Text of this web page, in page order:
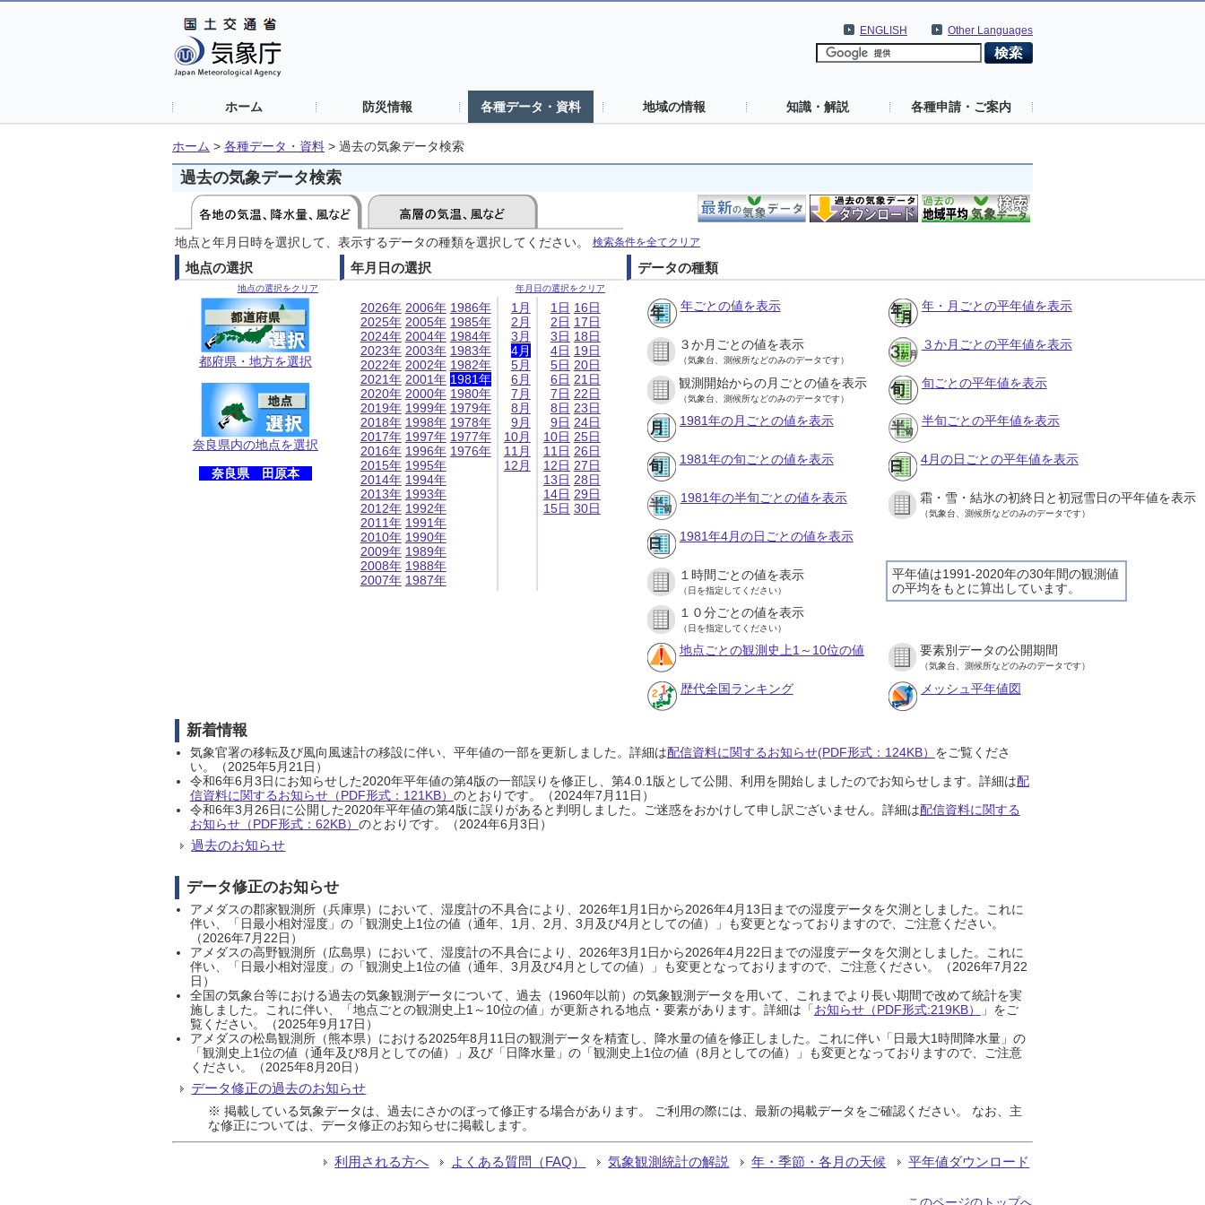
Other Languages
ENGLISH
ホーム 防災情報 各種データ・資料 地域の情報 知識・解説 各種申請・ご案内
ホーム > 各種データ・資料 > 過去の気象データ検索
過去の気象データ検索
地点と年月日時を選択して、表示するデータの種類を選択してください。 検索条件を全てクリア
地点の選択
地点の選択をクリア
都府県・地方を選択
奈良県内の地点を選択
奈良県 田原本
年月日の選択
年月日の選択をクリア
2026年
2025年
2024年
2023年
2022年
2021年
2020年
2019年
2018年
2017年
2016年
2015年
2014年
2013年
2012年
2011年
2010年
2009年
2008年
2007年
2006年
2005年
2004年
2003年
2002年
2001年
2000年
1999年
1998年
1997年
1996年
1995年
1994年
1993年
1992年
1991年
1990年
1989年
1988年
1987年
1986年
1985年
1984年
1983年
1982年
1981年
1980年
1979年
1978年
1977年
1976年
1月
2月
3月
4月
5月
6月
7月
8月
9月
10月
11月
12月
1日
2日
3日
4日
5日
6日
7日
8日
9日
10日
11日
12日
13日
14日
15日
16日
17日
18日
19日
20日
21日
22日
23日
24日
25日
26日
27日
28日
29日
30日
データの種類
年ごとの値を表示 年・月ごとの平年値を表示
３か月ごとの値を表示
（気象台、測候所などのみのデータです）
３か月ごとの平年値を表示
観測開始からの月ごとの値を表示
（気象台、測候所などのみのデータです）
旬ごとの平年値を表示
1981年の月ごとの値を表示 半旬ごとの平年値を表示
1981年の旬ごとの値を表示 4月の日ごとの平年値を表示
1981年の半旬ごとの値を表示 霜・雪・結氷の初終日と初冠雪日の平年値を表示
（気象台、測候所などのみのデータです）
1981年4月の日ごとの値を表示
平年値は1991-2020年の30年間の観測値
の平均をもとに算出しています。
１時間ごとの値を表示
（日を指定してください）
１０分ごとの値を表示
（日を指定してください）
地点ごとの観測史上1～10位の値 要素別データの公開期間
（気象台、測候所などのみのデータです）
歴代全国ランキング メッシュ平年値図
新着情報
気象官署の移転及び風向風速計の移設に伴い、平年値の一部を更新しました。詳細は配信資料に関するお知らせ(PDF形式：124KB） をご覧くださ
い。（2025年5月21日）
令和6年6月3日にお知らせした2020年平年値の第4版の一部誤りを修正し、第4.0.1版として公開、利用を開始しましたのでお知らせします。詳細は配
信資料に関するお知らせ（PDF形式：121KB） のとおりです。（2024年7月11日）
令和6年3月26日に公開した2020年平年値の第4版に誤りがあると判明しました。ご迷惑をおかけして申し訳ございません。詳細は配信資料に関する
お知らせ（PDF形式：62KB） のとおりです。（2024年6月3日）
過去のお知らせ
データ修正のお知らせ
アメダスの郡家観測所（兵庫県）において、湿度計の不具合により、2026年1月1日から2026年4月13日までの湿度データを欠測としました。これに
伴い、「日最小相対湿度」の「観測史上1位の値（通年、1月、2月、3月及び4月としての値）」も変更となっておりますので、ご注意ください。
（2026年7月22日）
アメダスの高野観測所（広島県）において、湿度計の不具合により、2026年3月1日から2026年4月22日までの湿度データを欠測としました。これに
伴い、「日最小相対湿度」の「観測史上1位の値（通年、3月及び4月としての値）」も変更となっておりますので、ご注意ください。（2026年7月22
日）
全国の気象台等における過去の気象観測データについて、過去（1960年以前）の気象観測データを用いて、これまでより長い期間で改めて統計を実
施しました。これに伴い、「地点ごとの観測史上1～10位の値」が更新される地点・要素があります。詳細は「お知らせ（PDF形式:219KB）
」をご
覧ください。（2025年9月17日）
アメダスの松島観測所（熊本県）における2025年8月11日の観測データを精査し、降水量の値を修正しました。これに伴い「日最大1時間降水量」の
「観測史上1位の値（通年及び8月としての値）」及び「日降水量」の「観測史上1位の値（8月としての値）」も変更となっておりますので、ご注意
ください。（2025年8月20日）
データ修正の過去のお知らせ
※ 掲載している気象データは、過去にさかのぼって修正する場合があります。 ご利用の際には、最新の掲載データをご確認ください。 なお、主
な修正については、データ修正のお知らせに掲載します。
利用される方へ よくある質問（FAQ） 気象観測統計の解説 年・季節・各月の天候 平年値ダウンロード